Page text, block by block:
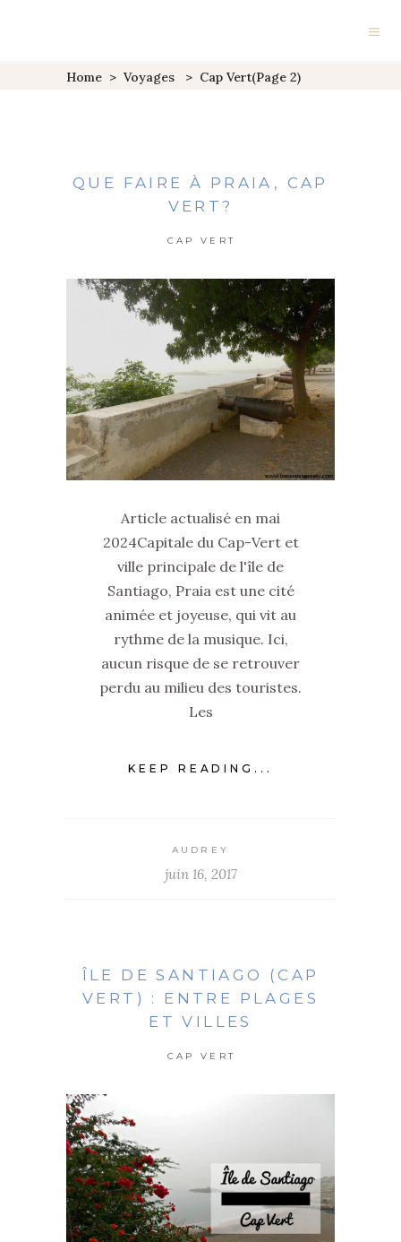
Home > Voyages > Cap Vert(Page 2)
QUE FAIRE À PRAIA, CAP
VERT?
CAP VERT
Article actualisé en mai
2024Capitale du Cap-Vert et
ville principale de l'île de
Santiago, Praia est une cité
animée et joyeuse, qui vit au
rythme de la musique. Ici,
aucun risque de se retrouver
perdu au milieu des touristes.
Les
KEEP READING...
AUDREY
juin 16, 2017
ÎLE DE SANTIAGO (CAP
VERT) : ENTRE PLAGES
ET VILLES
CAP VERT